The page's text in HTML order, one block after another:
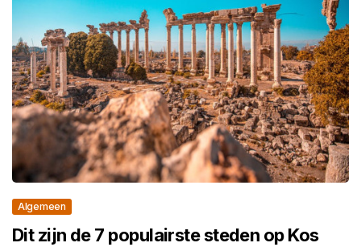
Algemeen
Dit zijn de 7 populairste steden op Kos